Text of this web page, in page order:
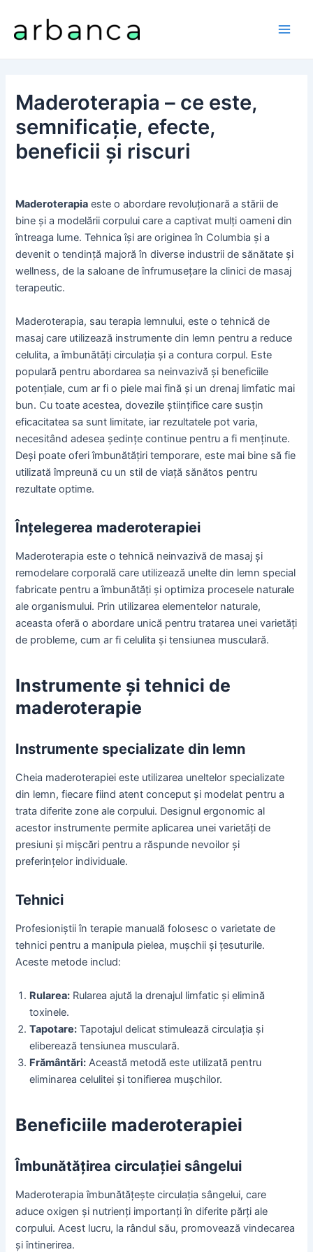
content
Maderoterapia – ce este,
semnificație, efecte,
beneficii și riscuri
Maderoterapia este o abordare revoluționară a stării de
bine și a modelării corpului care a captivat mulți oameni din
întreaga lume. Tehnica își are originea în Columbia și a
devenit o tendință majoră în diverse industrii de sănătate și
wellness, de la saloane de înfrumusețare la clinici de masaj
terapeutic.
Maderoterapia, sau terapia lemnului, este o tehnică de
masaj care utilizează instrumente din lemn pentru a reduce
celulita, a îmbunătăți circulația și a contura corpul. Este
populară pentru abordarea sa neinvazivă și beneficiile
potențiale, cum ar fi o piele mai fină și un drenaj limfatic mai
bun. Cu toate acestea, dovezile științifice care susțin
eficacitatea sa sunt limitate, iar rezultatele pot varia,
necesitând adesea ședințe continue pentru a fi menținute.
Deși poate oferi îmbunătățiri temporare, este mai bine să fie
utilizată împreună cu un stil de viață sănătos pentru
rezultate optime.
Înțelegerea maderoterapiei
Maderoterapia este o tehnică neinvazivă de masaj și
remodelare corporală care utilizează unelte din lemn special
fabricate pentru a îmbunătăți și optimiza procesele naturale
ale organismului. Prin utilizarea elementelor naturale,
aceasta oferă o abordare unică pentru tratarea unei varietăți
de probleme, cum ar fi celulita și tensiunea musculară.
Instrumente și tehnici de
maderoterapie
Instrumente specializate din lemn
Cheia maderoterapiei este utilizarea uneltelor specializate
din lemn, fiecare fiind atent conceput și modelat pentru a
trata diferite zone ale corpului. Designul ergonomic al
acestor instrumente permite aplicarea unei varietăți de
presiuni și mișcări pentru a răspunde nevoilor și
preferințelor individuale.
Tehnici
Profesioniștii în terapie manuală folosesc o varietate de
tehnici pentru a manipula pielea, mușchii și țesuturile.
Aceste metode includ:
Rularea: Rularea ajută la drenajul limfatic și elimină
toxinele.
Tapotare: Tapotajul delicat stimulează circulația și
eliberează tensiunea musculară.
Frământări: Această metodă este utilizată pentru
eliminarea celulitei și tonifierea mușchilor.
Beneficiile maderoterapiei
Îmbunătățirea circulației sângelui
Maderoterapia îmbunătățește circulația sângelui, care
aduce oxigen și nutrienți importanți în diferite părți ale
corpului. Acest lucru, la rândul său, promovează vindecarea
și întinerirea.